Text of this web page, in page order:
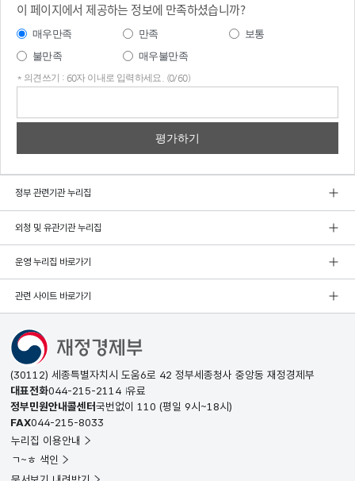
이 페이지에서 제공하는 정보에 만족하셨습니까?
매우만족 만족
보통
불만족
매우불만족
* 의견쓰기 : 60자 이내로 입력하세요. (0/60)
정부 관련기관 누리집
외청 및 유관기관 누리집
운영 누리집 바로가기
관련 사이트 바로가기
(30112) 세종특별자치시 도움6로 42 정부세종청사 중앙동 재정경제부
대표전화044-215-2114 유료
정부민원안내콜센터국번없이 110 (평일 9시~18시)
FAX044-215-8033
누리집 이용안내
ㄱ~ㅎ 색인